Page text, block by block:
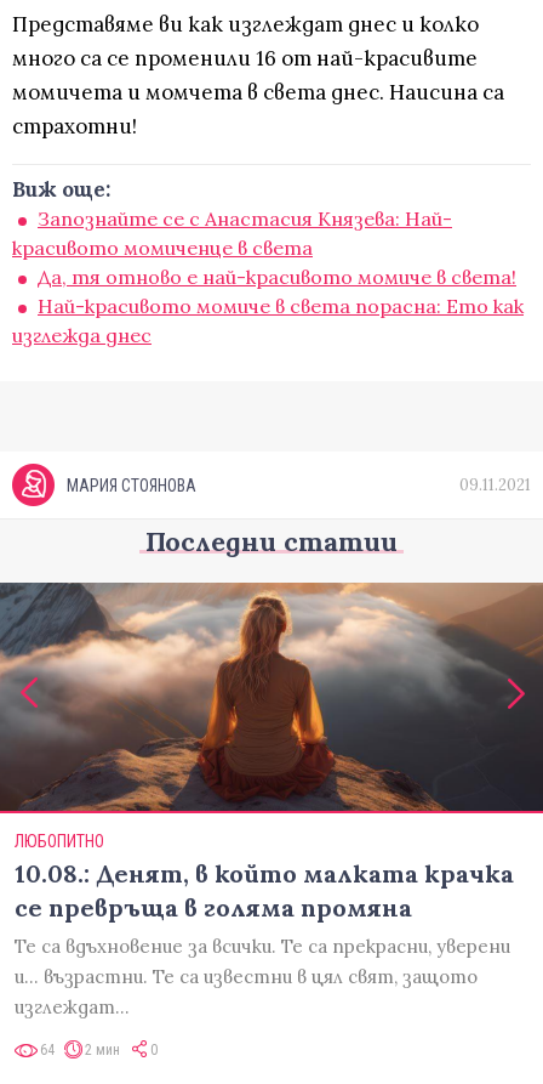
Представяме ви как изглеждат днес и колко
много са се променили 16 от най-красивите
момичета и момчета в света днес. Наисина са
страхотни!
Виж още:
Запознайте се с Анастасия Князева: Най-
красивото момиченце в света
Да, тя отново е най-красивото момиче в света!
Най-красивото момиче в света порасна: Ето как
изглежда днес
МАРИЯ СТОЯНОВА 09.11.2021
Последни статии
ЛЮБОПИТНО
10.08.: Денят, в който малката крачка
се превръща в голяма промяна
Те са вдъхновение за всички. Те са прекрасни, уверени
и... възрастни. Те са известни в цял свят, защото
изглеждат…
64 2 мин 0